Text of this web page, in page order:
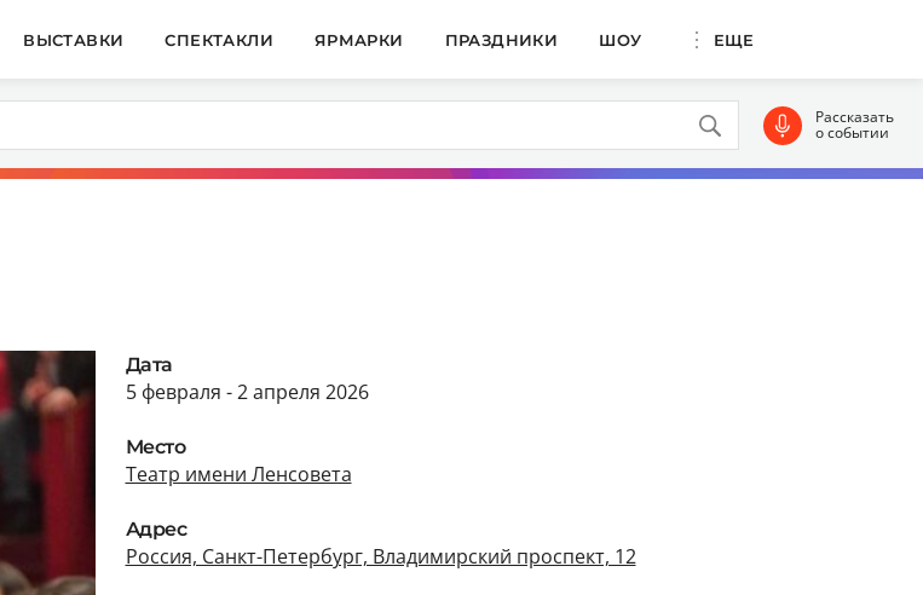
ВЫСТАВКИ СПЕКТАКЛИ ЯРМАРКИ ПРАЗДНИКИ ШОУ ЕЩЕ
Рассказать
о событии
Дата
5 февраля - 2 апреля 2026
Место
Театр имени Ленсовета
Адрес
Россия, Санкт-Петербург, Владимирский проспект, 12